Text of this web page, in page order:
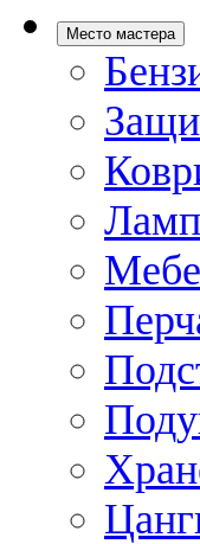
Место мастера